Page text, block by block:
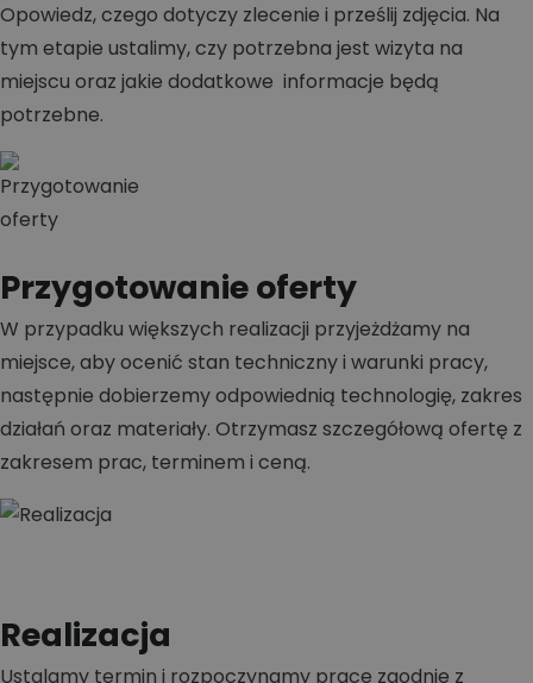
Opowiedz, czego dotyczy zlecenie i prześlij zdjęcia. Na
tym etapie ustalimy, czy potrzebna jest wizyta na
miejscu oraz jakie dodatkowe informacje będą
potrzebne.
Przygotowanie oferty
W przypadku większych realizacji przyjeżdżamy na
miejsce, aby ocenić stan techniczny i warunki pracy,
następnie dobierzemy odpowiednią technologię, zakres
działań oraz materiały. Otrzymasz szczegółową ofertę z
zakresem prac, terminem i ceną.
Realizacja
Ustalamy termin i rozpoczynamy prace zgodnie z